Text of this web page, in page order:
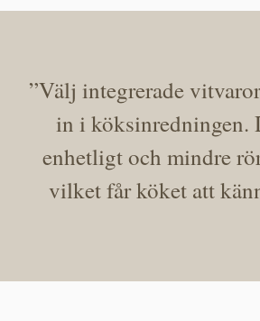
”Välj integrerade
in i köksinredningen.
enhetligt och mindre
vilket får köket att